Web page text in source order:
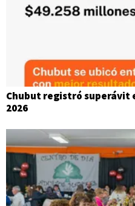
Chubut registró superávit
2026